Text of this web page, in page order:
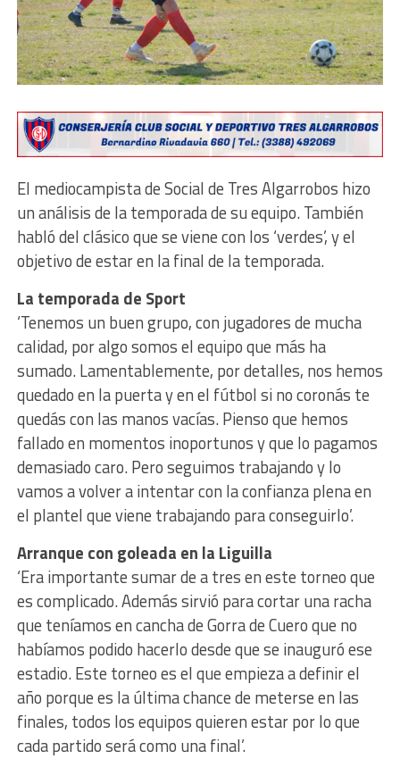
El mediocampista de Social de Tres Algarrobos hizo
un análisis de la temporada de su equipo. También
habló del clásico que se viene con los ‘verdes’, y el
objetivo de estar en la final de la temporada.
La temporada de Sport
‘Tenemos un buen grupo, con jugadores de mucha
calidad, por algo somos el equipo que más ha
sumado. Lamentablemente, por detalles, nos hemos
quedado en la puerta y en el fútbol si no coronás te
quedás con las manos vacías. Pienso que hemos
fallado en momentos inoportunos y que lo pagamos
demasiado caro. Pero seguimos trabajando y lo
vamos a volver a intentar con la confianza plena en
el plantel que viene trabajando para conseguirlo’.
Arranque con goleada en la Liguilla
‘Era importante sumar de a tres en este torneo que
es complicado. Además sirvió para cortar una racha
que teníamos en cancha de Gorra de Cuero que no
habíamos podido hacerlo desde que se inauguró ese
estadio. Este torneo es el que empieza a definir el
año porque es la última chance de meterse en las
finales, todos los equipos quieren estar por lo que
cada partido será como una final’.